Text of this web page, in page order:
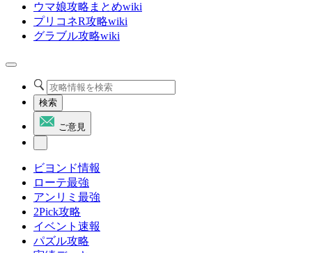
ウマ娘攻略まとめwiki
プリコネR攻略wiki
グラブル攻略wiki
検索
ご意見
ビヨンド情報
ローテ最強
アンリミ最強
2Pick攻略
イベント速報
パズル攻略